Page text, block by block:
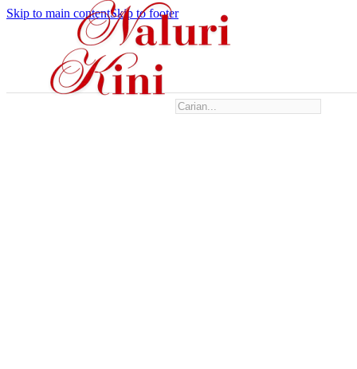
Skip to main contentSkip to footer
Search